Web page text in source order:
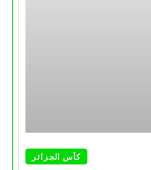
كأس الجزائر